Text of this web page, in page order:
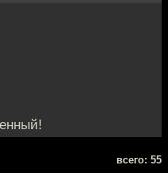
всего: 55